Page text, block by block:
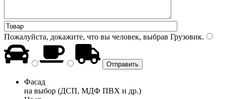
Пожалуйста, докажите, что вы человек, выбрав Грузовик.
Фасад
на выбор (ДСП, МДФ ПВХ и др.)